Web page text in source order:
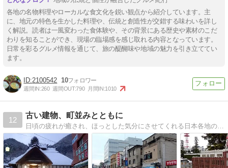
各地の名物料理やローカルな食文化を鋭い観点から紹介しています。主
に、地元の特色を生かした料理や、伝統と創造性が交錯する味わいを詳し
く解説。読者は一風変わった食体験や、その背景にある歴史や素材のこだ
わりを知ることができ、現場の臨場感を感じ取れる内容となっています。
日常を彩るグルメ情報を通じて、旅の醍醐味や地域の魅力を引き立ててい
ます。
2100542 10
週間IN:260 週間OUT:790 月間IN:1010
12
古い建物、町並みとともに
日頃の疲れが癒され、ほっとした気分にさせてくれる日本各地の古い建物や町並みを紹介します。